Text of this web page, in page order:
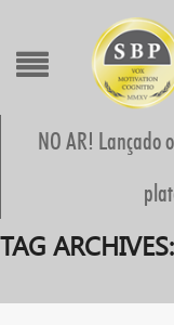
NO AR! Lançado
TAG ARCHIVES: